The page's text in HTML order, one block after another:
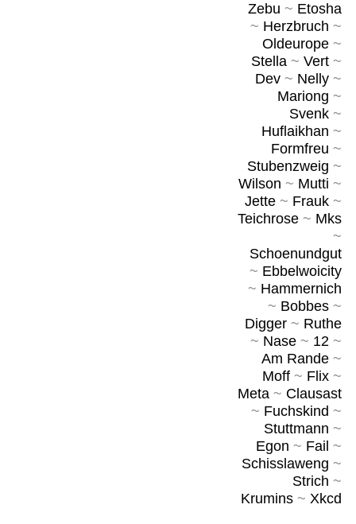
Zebu ~ Etosha
~ Herzbruch ~
Oldeurope~
Stella~ Vert~
Dev~ Nelly~
Mariong ~
Svenk~
Huflaikhan ~
Formfreu ~
Stubenzweig ~
Wilson ~ Mutti ~
Jette~ Frauk~
Teichrose~ Mks
~
Schoenundgut
~ Ebbelwoicity
~ Hammernich
~ Bobbes~
Digger~ Ruthe
~ Nase~ 12~
Am Rande~
Moff~ Flix~
Meta~ Clausast
~ Fuchskind ~
Stuttmann ~
Egon ~ Fail ~
Schisslaweng ~
Strich ~
Krumins~ Xkcd